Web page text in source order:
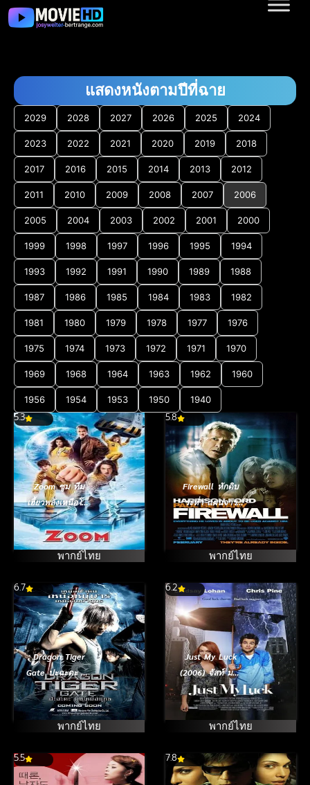
แสดงหนังตามปีที่ฉาย
2029 2028 2027 2026 2025 2024
2023 2022 2021 2020 2019 2018
2017 2016 2015 2014 2013 2012
2011 2010 2009 2008 2007 2006
2005 2004 2003 2002 2001 2000
1999 1998 1997 1996 1995 1994
1993 1992 1991 1990 1989 1988
1987 1986 1985 1984 1983 1982
1981 1980 1979 1978 1977 1976
1975 1974 1973 1972 1971 1970
1969 1968 1964 1963 1962 1960
1956 1954 1953 1950 1940
5.3
Zoom ซูม ทีม
เฮี้ยวพลังเหนือโลก
(2006)
พากย์ไทย
5.8
Firewall หักดิบ
ระห่ำ แผนจาร
กรรมพันล้าน
(2006)
พากย์ไทย
6.7
Dragon Tiger
Gate ปะฉะดะ คน
เหนือยุทธ (2006)
พากย์ไทย
6.2
Just My Luck
(2006) จัสท์ มาย
ลัค น.ส. จูบปั๊บ
สลับโชค
พากย์ไทย
5.5 7.8